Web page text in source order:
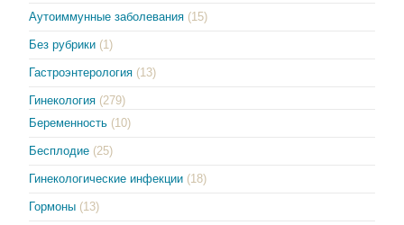
Аутоиммунные заболевания (15)
Без рубрики (1)
Гастроэнтерология (13)
Гинекология (279)
Беременность (10)
Бесплодие (25)
Гинекологические инфекции (18)
Гормоны (13)